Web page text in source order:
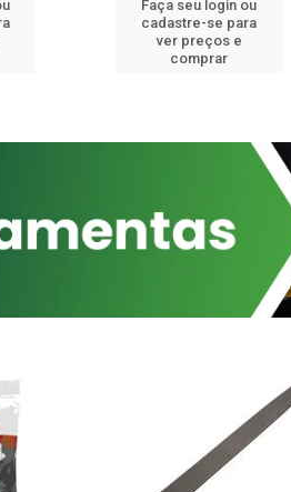
Faça seu login ou
cadastre-se para
ver preços e
comprar